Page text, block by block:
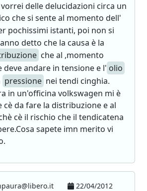
delle delucidazioni circa un
che si sente al momento dell'
pochissimi istanti, poi non si
detto che la causa è la
che al ,momento
deve andare in tensione e l' olio
pressione nei tendi cinghia.
in un'officina volkswagen mi è
da fare la distribuzione e al
cè il rischio che il tendicatena
sapete imn merito vi
22/04/2012